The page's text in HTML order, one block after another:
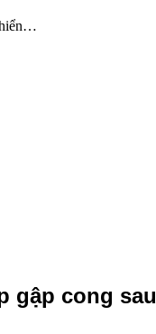
hiển…
gập cong